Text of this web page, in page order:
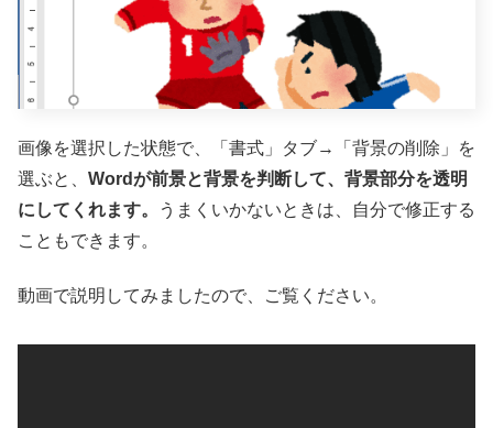
画像を選択した状態で、「書式」タブ→「背景の削除」を
選ぶと、 Wordが前景と背景を判断して、背景部分を透明
にしてくれます。
うまくいかないときは、自分で修正する
こともできます。
動画で説明してみましたので、ご覧ください。